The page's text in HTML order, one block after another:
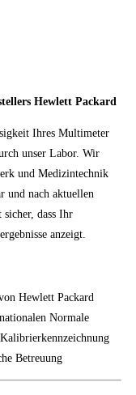
Hewlett Packard
Ihres Multimeter
unser Labor. Wir
und Medizintechnik
und nach aktuellen
dass Ihr
anzeigt.
Hewlett Packard
Normale
Betreuung